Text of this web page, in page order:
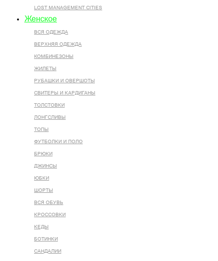
LOST MANAGEMENT CITIES
Женское
ВСЯ ОДЕЖДА
ВЕРХНЯЯ ОДЕЖДА
КОМБИНЕЗОНЫ
ЖИЛЕТЫ
РУБАШКИ И ОВЕРШОТЫ
СВИТЕРЫ И КАРДИГАНЫ
ТОЛСТОВКИ
ЛОНГСЛИВЫ
ТОПЫ
ФУТБОЛКИ И ПОЛО
БРЮКИ
ДЖИНСЫ
ЮБКИ
ШОРТЫ
ВСЯ ОБУВЬ
КРОССОВКИ
КЕДЫ
БОТИНКИ
САНДАЛИИ